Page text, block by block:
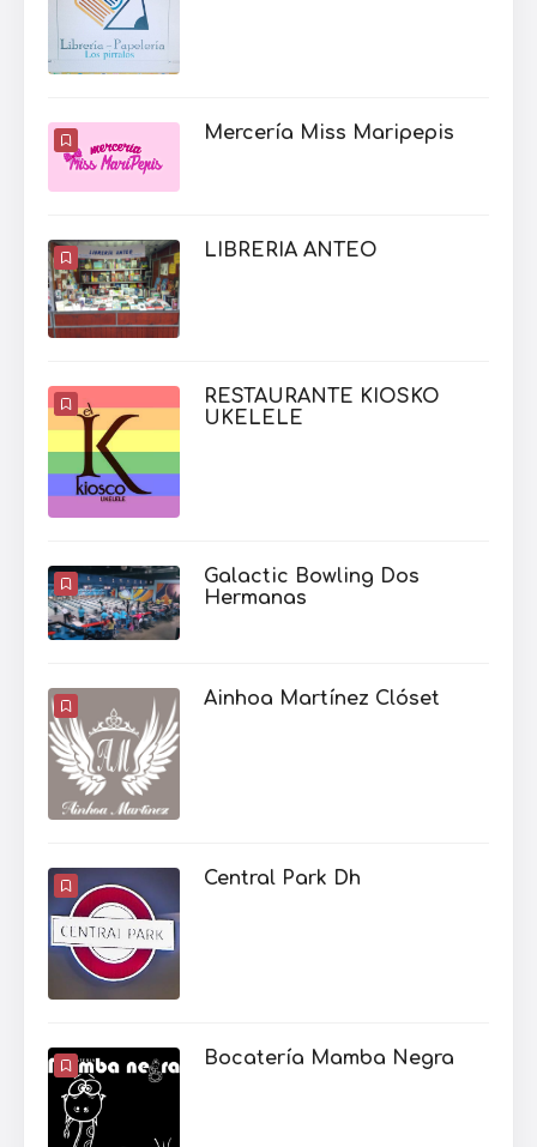
Mercería Miss Maripepis
LIBRERIA ANTEO
RESTAURANTE KIOSKO
UKELELE
Galactic Bowling Dos
Hermanas
Ainhoa Martínez Clóset
Central Park Dh
Bocatería Mamba Negra